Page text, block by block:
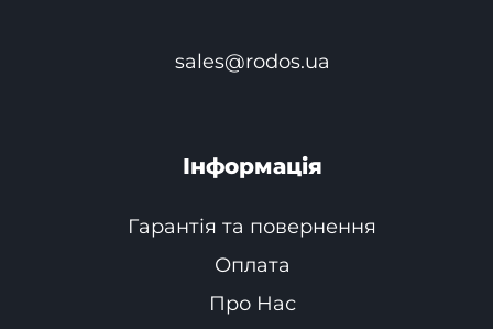
sales@rodos.ua
Інформація
Гарантія та повернення
Оплата
Про Нас